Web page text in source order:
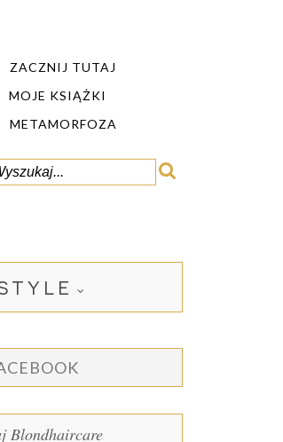
ZACZNIJ TUTAJ
MOJE KSIĄŻKI
METAMORFOZA
Blondhaircare